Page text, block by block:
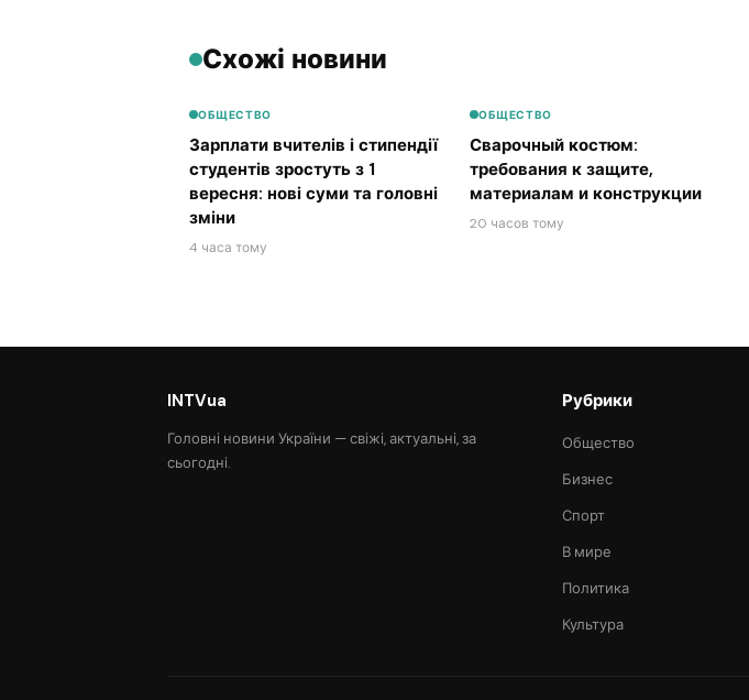
Схожі новини
ОБЩЕСТВО
Зарплати вчителів і стипендії
студентів зростуть з 1
вересня: нові суми та головні
зміни
4 часа тому
ОБЩЕСТВО
Сварочный костюм:
требования к защите,
материалам и конструкции
20 часов тому
INTVua
Головні новини України — свіжі, актуальні, за
сьогодні.
Рубрики
Общество
Бизнес
Спорт
В мире
Политика
Культура